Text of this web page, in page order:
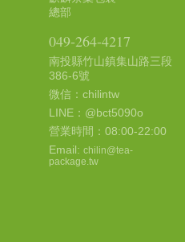
總部
049-264-4217
南投縣竹山鎮集山路三段
386-6號
微信：chilintw
LINE：@bct5090o
營業時間：08:00-22:00
Email: chilin@tea-
package.tw